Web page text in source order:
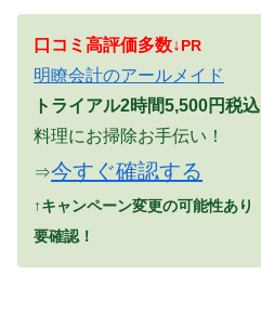
口コミ高評価多数↓PR
明瞭会計のアールメイド
トライアル2時間5,500円税込
料理にお掃除お手伝い！
⇒今すぐ確認する
↑キャンペーン変更の可能性あり
要確認！